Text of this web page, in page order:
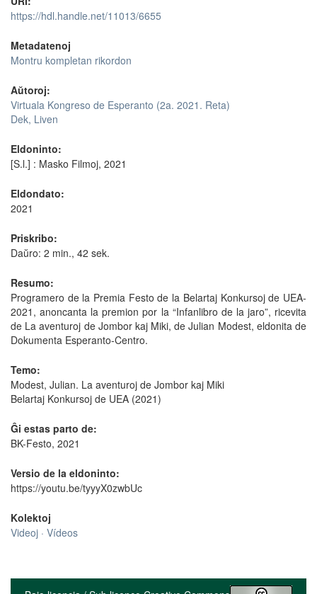
https://hdl.handle.net/11013/6655
Metadatenoj
Montru kompletan rikordon
Aŭtoroj:
Virtuala Kongreso de Esperanto (2a. 2021. Reta)
Dek, Liven
Eldoninto:
[S.l.] : Masko Filmoj, 2021
Eldondato:
2021
Priskribo:
Daŭro: 2 min., 42 sek.
Resumo:
Programero de la Premia Festo de la Belartaj Konkursoj de UEA-
2021, anoncanta la premion por la “Infanlibro de la jaro”, ricevita
de La aventuroj de Jombor kaj Miki, de Julian Modest, eldonita de
Dokumenta Esperanto-Centro.
Temo:
Modest, Julian. La aventuroj de Jombor kaj Miki
Belartaj Konkursoj de UEA (2021)
Ĝi estas parto de:
BK-Festo, 2021
Versio de la eldoninto:
https://youtu.be/tyyyX0zwbUc
Kolektoj
Videoj · Vídeos